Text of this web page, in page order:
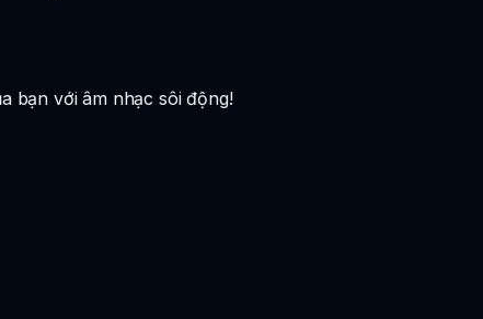
bạn với âm nhạc sôi động!